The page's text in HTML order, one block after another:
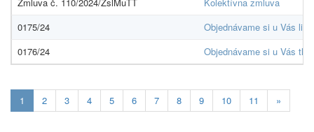
0175/24
Objednávame si u Vás
0176/24
Objednávame si u Vás
1 Aktuálna
stránka
2 3 4 5 6 7 8 9 10 11 »